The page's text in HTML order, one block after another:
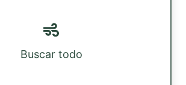
Buscar todo